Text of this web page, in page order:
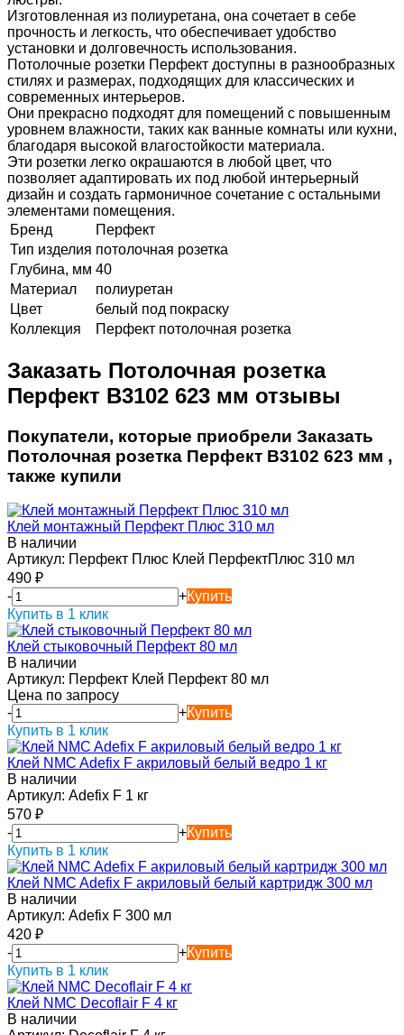
Изготовленная из полиуретана, она сочетает в себе
прочность и легкость, что обеспечивает удобство
установки и долговечность использования.
Потолочные розетки Перфект доступны в разнообразных
стилях и размерах, подходящих для классических и
современных интерьеров.
Они прекрасно подходят для помещений с повышенным
уровнем влажности, таких как ванные комнаты или кухни,
благодаря высокой влагостойкости материала.
Эти розетки легко окрашаются в любой цвет, что
позволяет адаптировать их под любой интерьерный
дизайн и создать гармоничное сочетание с остальными
элементами помещения.
Бренд
Перфект
Тип изделия потолочная розетка
Глубина, мм 40
Материал
полиуретан
Цвет
белый под покраску
Коллекция
Перфект потолочная розетка
Заказать Потолочная розетка
Перфект B3102 623 мм отзывы
Покупатели, которые приобрели Заказать
Потолочная розетка Перфект B3102 623 мм ,
также купили
Клей монтажный Перфект Плюс 310 мл
В наличии
Артикул: Перфект Плюс Клей ПерфектПлюс 310 мл
490 ₽
-
+Купить
Купить в 1 клик
Клей стыковочный Перфект 80 мл
В наличии
Артикул: Перфект Клей Перфект 80 мл
Цена по запросу
-
+Купить
Купить в 1 клик
Клей NMC Adefix F акриловый белый ведро 1 кг
В наличии
Артикул: Adefix F 1 кг
570 ₽
-
+Купить
Купить в 1 клик
Клей NMC Adefix F акриловый белый картридж 300 мл
В наличии
Артикул: Adefix F 300 мл
420 ₽
-
+Купить
Купить в 1 клик
Клей NMC Decoflair F 4 кг
В наличии